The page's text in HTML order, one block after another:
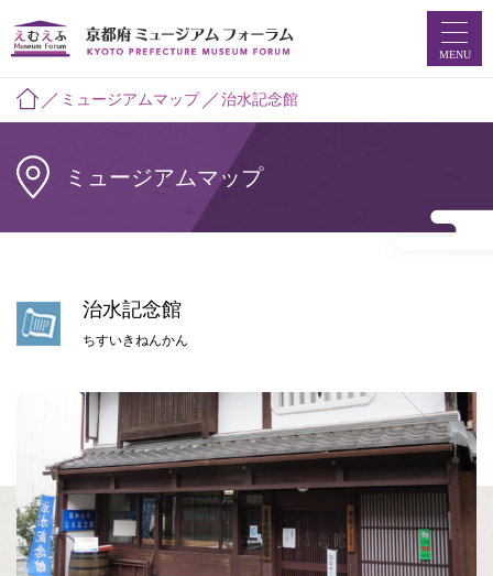
ホーム
ミュージアムマップ
えむえふコラム
ミュージアムフォーラムとは
MENU
ミュージアムマップ 治水記念館
ミュージアムマップ
治水記念館
ちすいきねんかん